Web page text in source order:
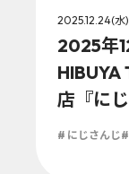
2025.12.24(水
2025年
HIBUYA
店『に
ナーに
# にじさんじ